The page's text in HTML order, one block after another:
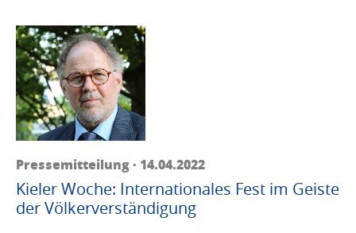
Pressemitteilung · 14.04.2022
Kieler Woche: Internationales Fest im Geiste
der Völkerverständigung